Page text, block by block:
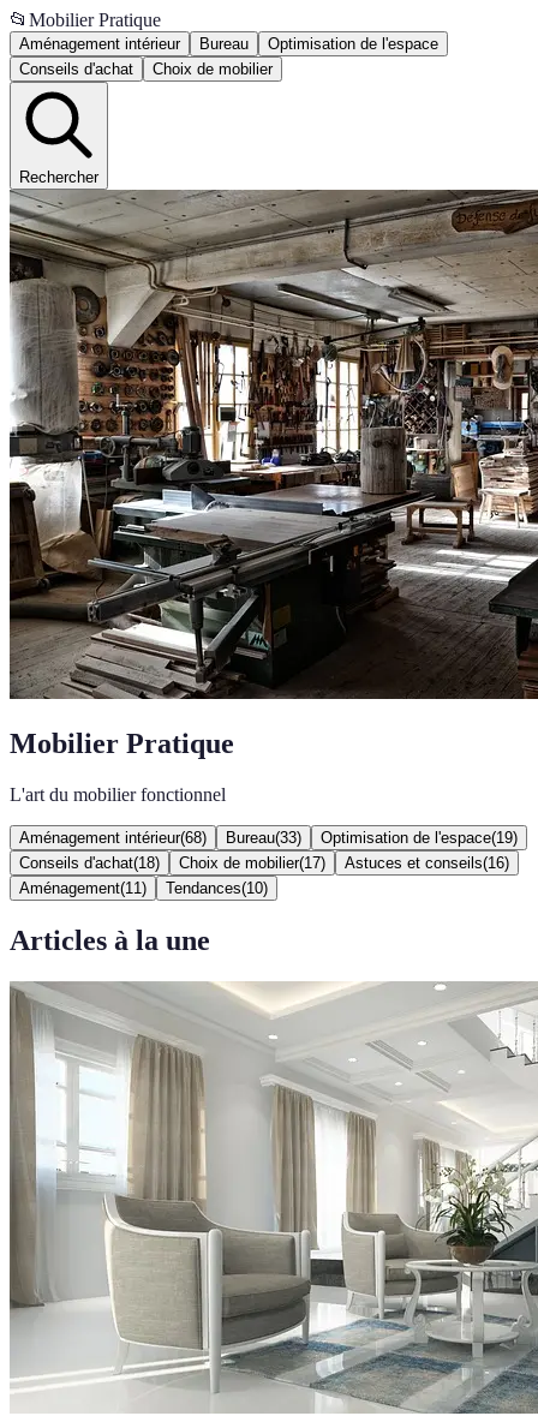
📂 Mobilier Pratique
Aménagement intérieur Bureau
Optimisation de l'espace
Conseils d'achat
Choix de mobilier
Rechercher
Mobilier Pratique
L'art du mobilier fonctionnel
Aménagement intérieur(68) Bureau(33) Optimisation de l'espace(19)
Conseils d'achat(18) Choix de mobilier(17) Astuces et conseils(16)
Aménagement(11 ) Tendances(10)
Articles à la une